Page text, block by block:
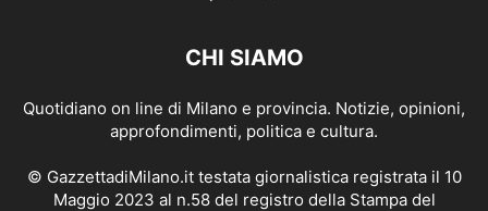
CHI SIAMO
Quotidiano on line di Milano e provincia. Notizie, opinioni,
approfondimenti, politica e cultura.
© GazzettadiMilano.it testata giornalistica registrata il 10
Maggio 2023 al n.58 del registro della Stampa del